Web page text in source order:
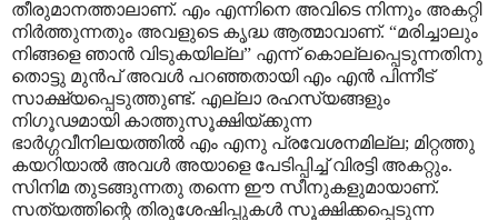
തീരുമാനത്താലാണ്. എം എന്നിനെ അവിടെ നിന്നും അകറ്റി
നിർത്തുന്നതും അവളുടെ കൃദ്ധ ആത്മാവാണ്. “മരിച്ചാലും
നിങ്ങളെ ഞാൻ വിടുകയില്ല” എന്ന് കൊല്ലപ്പെടുന്നതിനു
തൊട്ടു മുൻപ് അവൾ പറഞ്ഞതായി എം എൻ പിന്നീട്
സാക്ഷ്യപ്പെടുത്തുണ്ട്. എല്ലാ രഹസ്യങ്ങളും
നിഗൂഢമായി കാത്തുസൂക്ഷിയ്ക്കുന്ന
ഭാർഗ്ഗവീനിലയത്തിൽ എം എനു പ്രവേശനമില്ല; മിറ്റത്തു
കയറിയാൽ അവൾ അയാളെ പേടിപ്പിച്ച് വിരട്ടി അകറ്റും.
സിനിമ തുടങ്ങുന്നതു തന്നെ ഈ സീനുകളുമായാണ്.
സത്യത്തിന്റെ തിരുശേഷിപ്പുകൾ സൂക്ഷിക്കപ്പെടുന്ന